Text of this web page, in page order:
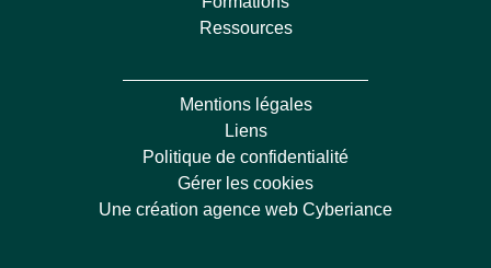
Ressources
Mentions légales
Liens
Politique de confidentialité
Gérer les cookies
Une création agence web Cyberiance